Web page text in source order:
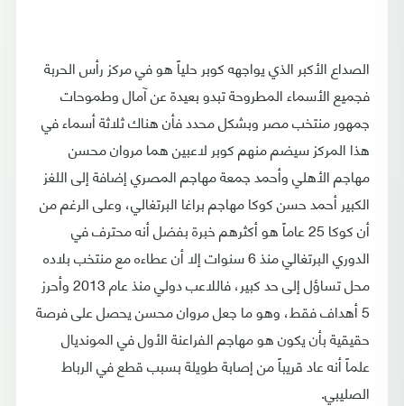
الصداع الأكبر الذي يواجهه كوبر حلياً هو في مركز رأس الحربة
فجميع الأسماء المطروحة تبدو بعيدة عن آمال وطموحات
جمهور منتخب مصر وبشكل محدد فأن هناك ثلاثة أسماء في
هذا المركز سيضم منهم كوبر لاعبين هما مروان محسن
مهاجم الأهلي وأحمد جمعة مهاجم المصري إضافة إلى اللغز
الكبير أحمد حسن كوكا مهاجم براغا البرتغالي، وعلى الرغم من
أن كوكا 25 عاماً هو أكثرهم خبرة بفضل أنه محترف في
الدوري البرتغالي منذ 6 سنوات إلا أن عطاءه مع منتخب بلاده
محل تساؤل إلى حد كبير، فاللاعب دولي منذ عام 2013 وأحرز
5 أهداف فقط، وهو ما جعل مروان محسن يحصل على فرصة
حقيقية بأن يكون هو مهاجم الفراعنة الأول في المونديال
علماً أنه عاد قريباً من إصابة طويلة بسبب قطع في الرباط
الصليبي.